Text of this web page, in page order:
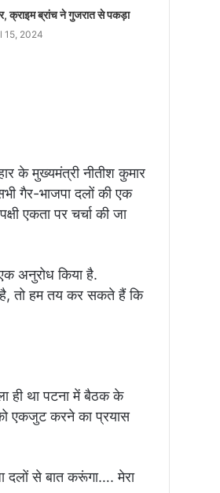
क्राइम ब्रांच ने गुजरात से पकड़ा
15, 2024
के मुख्यमंत्री नीतीश कुमार
गैर-भाजपा दलों की एक
एकता पर चर्चा की जा
अनुरोध किया है.
तो हम तय कर सकते हैं कि
ही था पटना में बैठक के
एकजुट करने का प्रयास
दलों से बात करूंगा…. मेरा